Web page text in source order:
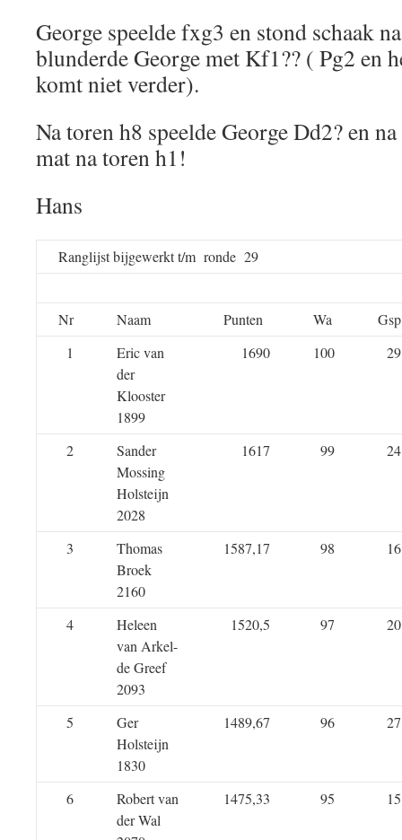
George speelde fxg3 en stond schaak
blunderde George met Kf1?? ( Pg2 en
komt niet verder).
Na toren h8 speelde George Dd2? en
mat na toren h1!
Hans
Ranglijst bijgewerkt t/m ronde 29
Nr Naam Punten Wa
Gsp
1
Eric van
der
Klooster
1899
1690 100 29
2
Sander
Mossing
Holsteijn
2028
1617 99 24
3
Thomas
Broek
2160
1587,17 98 16
4
Heleen
van Arkel-
de Greef
2093
1520,5 97 20
5
Ger
Holsteijn
1830
1489,67 96 27
6
Robert van
der Wal
1475,33 95 15